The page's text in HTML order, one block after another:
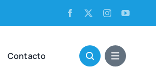
Con­tac­to